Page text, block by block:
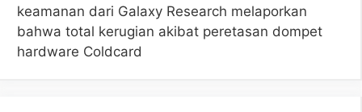
keamanan dari Galaxy Research melaporkan
bahwa total kerugian akibat peretasan dompet
hardware Coldcard